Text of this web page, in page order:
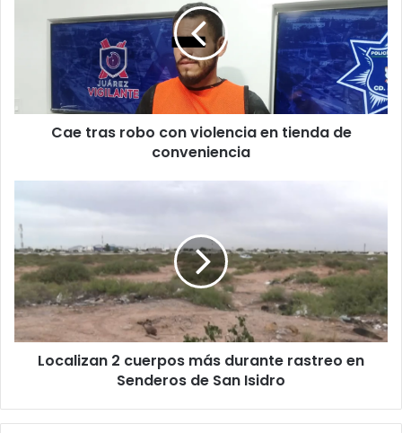
violencia
conveniencia
Cae tras robo con violencia en tienda de
conveniencia
cuerpos
más
durante
rastreo
en
Senderos
de
Localizan 2 cuerpos más durante rastreo en
Senderos de San Isidro